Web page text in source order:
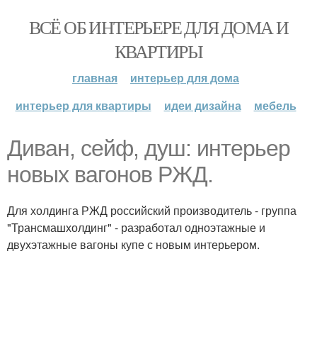
ВСЁ ОБ ИНТЕРЬЕРЕ ДЛЯ ДОМА И
КВАРТИРЫ
главная
интерьер для дома
интерьер для квартиры
идеи дизайна мебель
Диван, сейф, душ: интерьер
новых вагонов РЖД.
Для холдинга РЖД российский производитель - группа
"Трансмашхолдинг" - разработал одноэтажные и
двухэтажные вагоны купе с новым интерьером.